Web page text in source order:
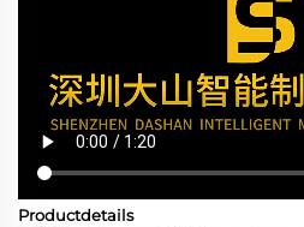
Productdetails